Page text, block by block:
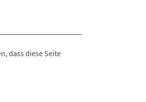
dass diese Seite